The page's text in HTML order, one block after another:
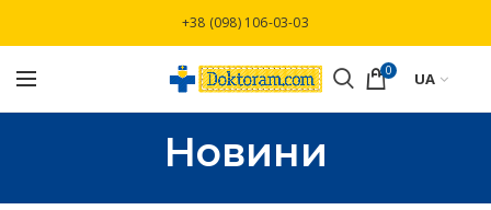
+38 (098) 106-03-03
0 UA
Новини
Безкоштовна доставка при замовлені від